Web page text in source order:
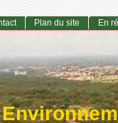
Plan du site En